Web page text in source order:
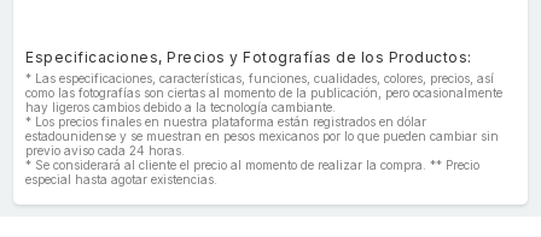
Especificaciones, Precios y Fotografías de los Productos:
* Las especificaciones, características, funciones, cualidades, colores, precios, así
como las fotografías son ciertas al momento de la publicación, pero ocasionalmente
hay ligeros cambios debido a la tecnología cambiante.
* Los precios finales en nuestra plataforma están registrados en dólar
estadounidense y se muestran en pesos mexicanos por lo que pueden cambiar sin
previo aviso cada 24 horas.
* Se considerará al cliente el precio al momento de realizar la compra. ** Precio
especial hasta agotar existencias.